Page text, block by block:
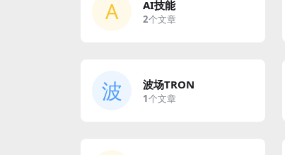
A AI技能
2个文章
波 波场TRON
1个文章